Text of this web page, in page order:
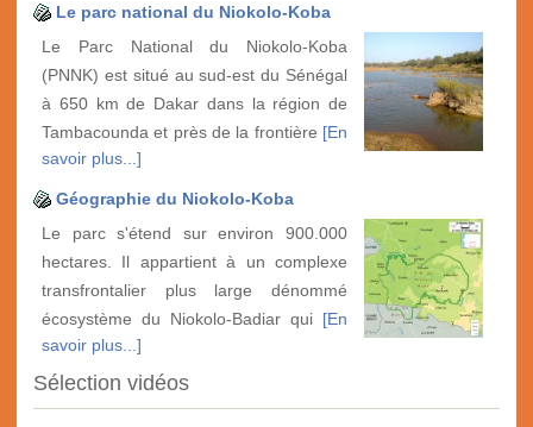
Le parc national du Niokolo-Koba
Le Parc National du Niokolo-Koba
(PNNK) est situé au sud-est du Sénégal
à 650 km de Dakar dans la région de
Tambacounda et près de la frontière [En
savoir plus...]
Géographie du Niokolo-Koba
Le parc s'étend sur environ 900.000
hectares. Il appartient à un complexe
transfrontalier plus large dénommé
écosystème du Niokolo-Badiar qui [En
savoir plus...]
Sélection vidéos